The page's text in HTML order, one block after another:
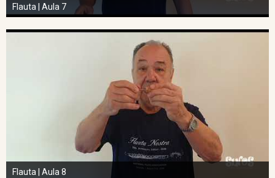
Flauta | Aula 7
Flauta | Aula 8